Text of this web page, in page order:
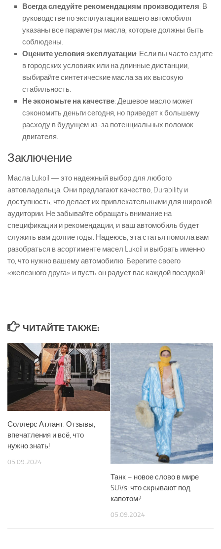
Всегда следуйте рекомендациям производителя: В
руководстве по эксплуатации вашего автомобиля
указаны все параметры масла, которые должны быть
соблюдены.
Оцените условия эксплуатации: Если вы часто ездите
в городских условиях или на длинные дистанции,
выбирайте синтетические масла за их высокую
стабильность.
Не экономьте на качестве: Дешевое масло может
сэкономить деньги сегодня, но приведет к большему
расходу в будущем из-за потенциальных поломок
двигателя.
Заключение
Масла Lukoil — это надежный выбор для любого
автовладельца. Они предлагают качество, Durability и
доступность, что делает их привлекательными для широкой
аудитории. Не забывайте обращать внимание на
спецификации и рекомендации, и ваш автомобиль будет
служить вам долгие годы. Надеюсь, эта статья помогла вам
разобраться в асортименте масел Lukoil и выбрать именно
то, что нужно вашему автомобилю. Берегите своего
«железного друга» и пусть он радует вас каждой поездкой!
ЧИТАЙТЕ ТАКЖЕ:
Соллерс Атлант: Отзывы,
впечатления и всё, что
нужно знать!
05.09.2024
Танк – новое слово в мире
SUVs: что скрывают под
капотом?
05.09.2024